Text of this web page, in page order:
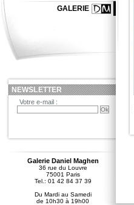
GALERIE
NEWSLETTER
Votre e-mail :
Galerie Daniel Maghen
36 rue du Louvre
75001 Paris
Tel.: 01 42 84 37 39
Du Mardi au Samedi
de 10h30 à 19h00